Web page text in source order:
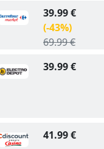
39.99 €
(-43%)
69.99 €
39.99 €
41.99 €